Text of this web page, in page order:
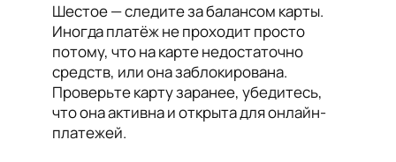
Шестое — следите за балансом карты.
Иногда платёж не проходит просто
потому, что на карте недостаточно
средств, или она заблокирована.
Проверьте карту заранее, убедитесь,
что она активна и открыта для онлайн-
платежей.